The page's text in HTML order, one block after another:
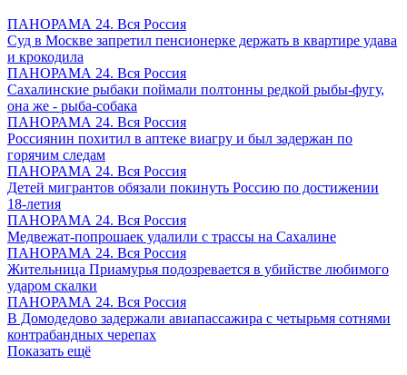
ПАНОРАМА 24. Вся Россия
Суд в Москве запретил пенсионерке держать в квартире удава
и крокодила
ПАНОРАМА 24. Вся Россия
Сахалинские рыбаки поймали полтонны редкой рыбы-фугу,
она же - рыба-собака
ПАНОРАМА 24. Вся Россия
Россиянин похитил в аптеке виагру и был задержан по
горячим следам
ПАНОРАМА 24. Вся Россия
Детей мигрантов обязали покинуть Россию по достижении
18-летия
ПАНОРАМА 24. Вся Россия
Медвежат-попрошаек удалили с трассы на Сахалине
ПАНОРАМА 24. Вся Россия
Жительница Приамурья подозревается в убийстве любимого
ударом скалки
ПАНОРАМА 24. Вся Россия
В Домодедово задержали авиапассажира с четырьмя сотнями
контрабандных черепах
Показать ещё